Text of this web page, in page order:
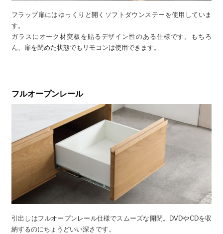
フラップ扉にはゆっくりと開くソフトダウンステーを使用していま
す。
ガラスにオーク材突板を貼るデザイン性のある仕様です。もちろ
ん、扉を閉めた状態でもリモコンは使用できます。
フルオープンレール
引出しはフルオープンレール仕様でスムーズな開閉。DVDやCDを収
納するのにちょうどいい深さです。